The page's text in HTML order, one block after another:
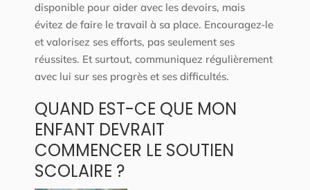
disponible pour aider avec les devoirs, mais
évitez de faire le travail à sa place. Encouragez-le
et valorisez ses efforts, pas seulement ses
réussites. Et surtout, communiquez régulièrement
avec lui sur ses progrès et ses difficultés.
QUAND EST-CE QUE MON
ENFANT DEVRAIT
COMMENCER LE SOUTIEN
SCOLAIRE ?